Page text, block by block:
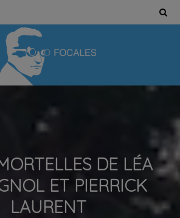
DE LÉA
ET PIERRICK
LAURENT